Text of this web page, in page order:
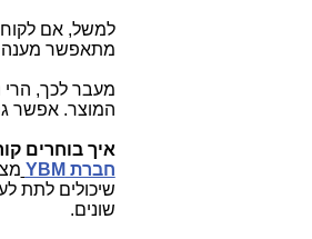
למשל, אם לקוח
מתאפשר מענה
מעבר לכך, הרי
המוצר. אפשר
איך בוחרים
חברת YBM
שיכולים לתת
שונים.